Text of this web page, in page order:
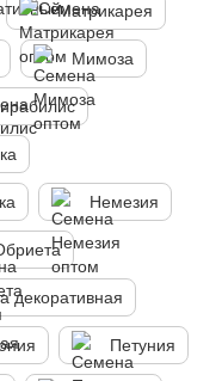
Матрикарея
Мимоза
Немезия
декоративная
Петуния